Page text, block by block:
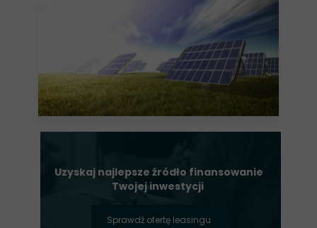
Uzyskaj najlepsze źródło finansowanie
Twojej inwestycji
Sprawdź ofertę leasingu